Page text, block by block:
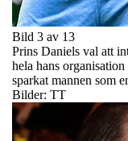
Bild 3 av 13
Prins Daniels val att
hela hans
sparkat mannen som
Bilder: TT